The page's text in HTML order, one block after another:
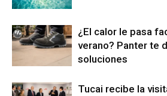
¿El calor le pasa
verano? Panter te
soluciones
Tucai recibe la